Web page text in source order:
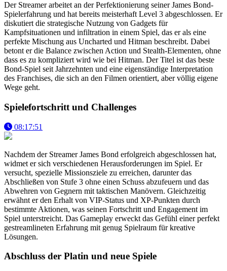
Der Streamer arbeitet an der Perfektionierung seiner James Bond-
Spielerfahrung und hat bereits meisterhaft Level 3 abgeschlossen. Er
diskutiert die strategische Nutzung von Gadgets für
Kampfsituationen und infiltration in einem Spiel, das er als eine
perfekte Mischung aus Uncharted und Hitman beschreibt. Dabei
betont er die Balance zwischen Action und Stealth-Elementen, ohne
dass es zu kompliziert wird wie bei Hitman. Der Titel ist das beste
Bond-Spiel seit Jahrzehnten und eine eigenständige Interpretation
des Franchises, die sich an den Filmen orientiert, aber völlig eigene
Wege geht.
Spielefortschritt und Challenges
08:17:51
Nachdem der Streamer James Bond erfolgreich abgeschlossen hat,
widmet er sich verschiedenen Herausforderungen im Spiel. Er
versucht, spezielle Missionsziele zu erreichen, darunter das
Abschließen von Stufe 3 ohne einen Schuss abzufeuern und das
Abwehren von Gegnern mit taktischen Manövern. Gleichzeitig
erwähnt er den Erhalt von VIP-Status und XP-Punkten durch
bestimmte Aktionen, was seinen Fortschritt und Engagement im
Spiel unterstreicht. Das Gameplay erweckt das Gefühl einer perfekt
gestreamlineten Erfahrung mit genug Spielraum für kreative
Lösungen.
Abschluss der Platin und neue Spiele